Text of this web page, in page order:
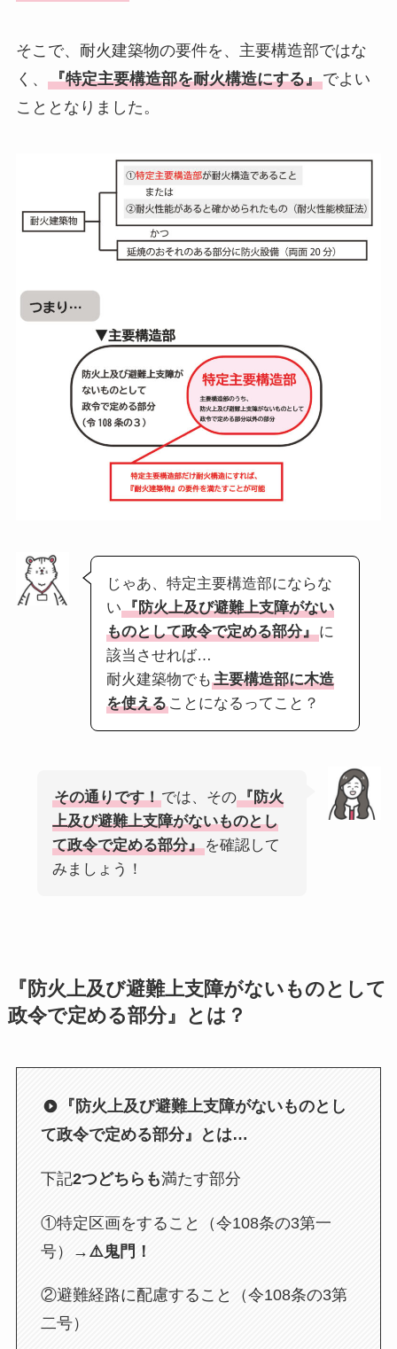
そこで、耐火建築物の要件を、主要構造部ではな
く、 『特定主要構造部を耐火構造にする』でよい
こととなりました。
じゃあ、特定主要構造部にならな
い『防火上及び避難上支障がない
ものとして政令で定める部分』に
該当させれば…
耐火建築物でも 主要構造部に木造
を使えることになるってこと？
その通りです！では、その『防火
上及び避難上支障がないものとし
て政令で定める部分』を確認して
みましょう！
『防火上及び避難上支障がないものとして
政令で定める部分』とは？
『防火上及び避難上支障がないものとし
て政令で定める部分』とは…
下記2つどちらも満たす部分
①特定区画をすること（令108条の3第一
号）
→⚠️鬼門！
②避難経路に配慮すること（令108条の3第
二号）